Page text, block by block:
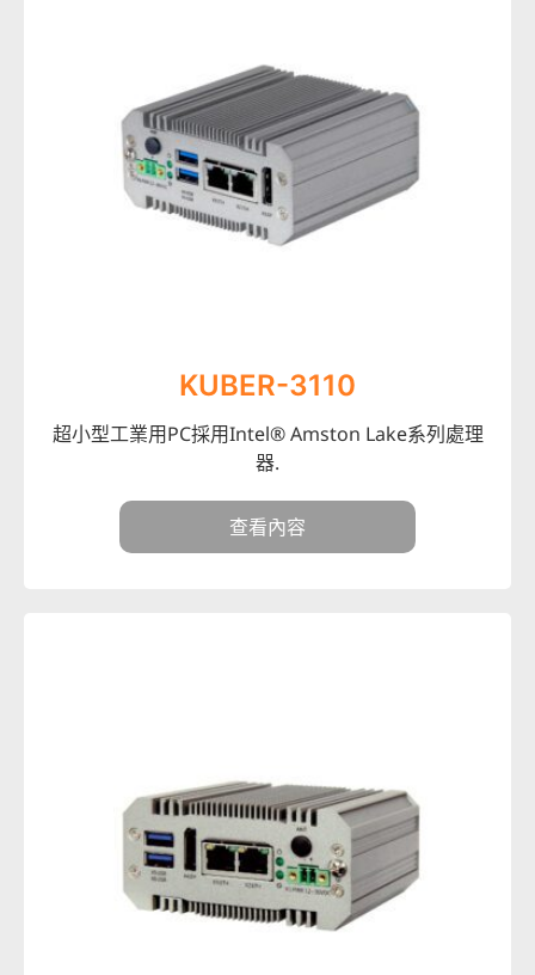
KUBER-3110
超小型工業用PC採用Intel® Amston Lake系列處理
器.
查看內容